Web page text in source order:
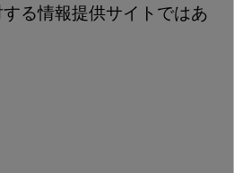
る情報提供サイトではあ